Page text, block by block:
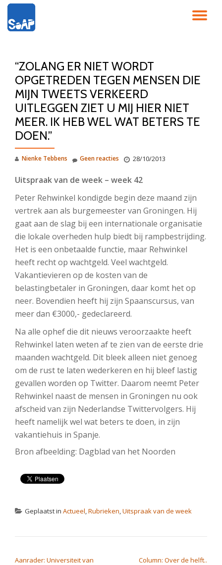
direct
inhoud“ZOLANG ER NIET WORDT
OPGETREDEN TEGEN MENSEN DIE
MIJN TWEETS VERKEERD
UITLEGGEN ZIET U MIJ HIER NIET
MEER. IK HEB WEL WAT BETERS TE
DOEN.”
Nienke Tebbens 28/10/2013
Geen reacties
Uitspraak van de week – week 42
Peter Rehwinkel kondigde begin deze maand zijn
vertrek aan als burgemeester van Groningen. Hij
gaat aan de slag bij een internationale organisatie
die lokale overheden hulp biedt bij rampbestrijding.
Het is een onbetaalde functie, maar Rehwinkel
heeft recht op wachtgeld. Veel wachtgeld.
Vakantievieren op de kosten van de
belastingbetaler in Groningen, daar komt het op
neer. Bovendien heeft hij zijn Spaanscursus, van
meer dan €3000,- gedeclareerd.
Na alle ophef die dit nieuws veroorzaakte heeft
Rehwinkel laten weten af te zien van de eerste drie
maanden wachtgeld. Dit bleek alleen niet genoeg
om de rust te laten wederkeren en hij bleef lastig
gevallen worden op Twitter. Daarom neemt Peter
Rehwinkel naast de mensen in Groningen nu ook
afscheid van zijn Nederlandse Twittervolgers. Hij
heeft namelijk wel wat beters te doen, in zijn
vakantiehuis in Spanje.
Bron afbeelding: Dagblad van het Noorden
Geplaatst in Actueel,Rubrieken,Uitspraak van de week
Aanrader: Universiteit van
Column: Over de helft..